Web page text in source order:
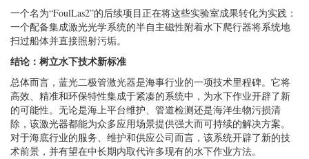
一个名为“FoulLas2”的后续项目正在将这些实验室成果转化为实践：
一个配备集成激光光学系统的半自主磁性附着水下爬行器将系统地
扫过船体并直接照射污垢。
结论：树立水下技术新标准
总体而言，蓝光二极管激光器是海事行业的一项技术里程碑。它将
高效、精准和环保特性集成于紧凑的系统中，为水下作业开辟了新
的可能性。无论是海上平台维护、管道检测还是海洋生物污损清
除，该激光器都能为众多应用场景提供强大而可持续的解决方案。
对于海底行业的服务、维护和供应公司而言，该系统开辟了新的技
术前景，并有望在中长期内取代许多现有的水下作业方法。